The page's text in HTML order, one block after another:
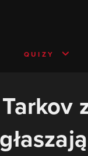
QUIZY